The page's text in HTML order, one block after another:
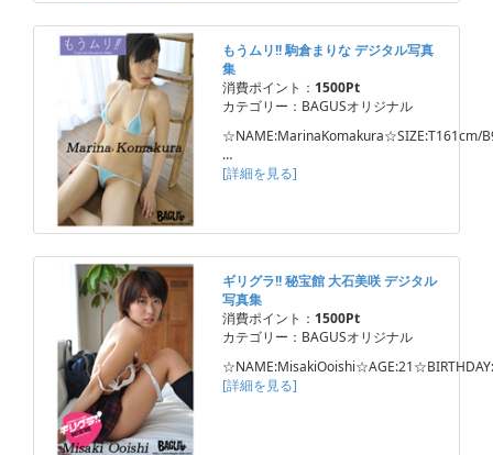
もうムリ!! 駒倉まりな デジタル写真
集
消費ポイント： 1500Pt
カテゴリー：BAGUSオリジナル
☆NAME:MarinaKomakura☆SIZE:T161cm/
…
[詳細を見る]
ギリグラ!! 秘宝館 大石美咲 デジタル
写真集
消費ポイント： 1500Pt
カテゴリー：BAGUSオリジナル
[詳細を見る]